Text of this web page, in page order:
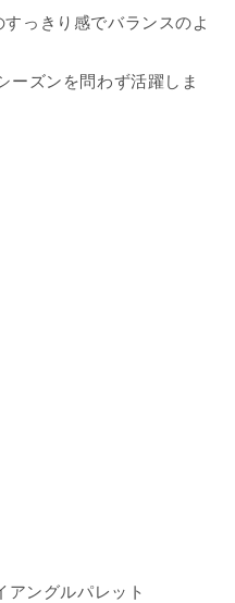
っきり感でバランスのよ
ーズンを問わず活躍しま
ングルパレット